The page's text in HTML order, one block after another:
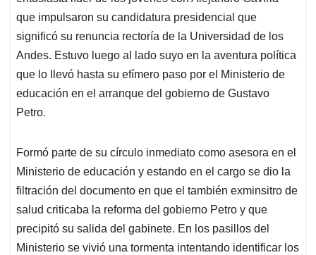
p
p
o
k
I
n
s
que impulsaron su candidatura presidencial que
significó su renuncia rectoría de la Universidad de los
Andes. Estuvo luego al lado suyo en la aventura política
que lo llevó hasta su efímero paso por el Ministerio de
educación en el arranque del gobierno de Gustavo
Petro.
Formó parte de su círculo inmediato como asesora en el
Ministerio de educación y estando en el cargo se dio la
filtración del documento en que el también exminsitro de
salud criticaba la reforma del gobierno Petro y que
precipitó su salida del gabinete. En los pasillos del
Ministerio se vivió una tormenta intentando identificar los